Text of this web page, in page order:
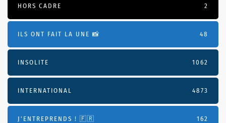
HORS CADRE 2
ILS ONT FAIT LA UNE 📸 48
INSOLITE 1062
INTERNATIONAL 4873
J'ENTREPRENDS ! 🇫🇷 162